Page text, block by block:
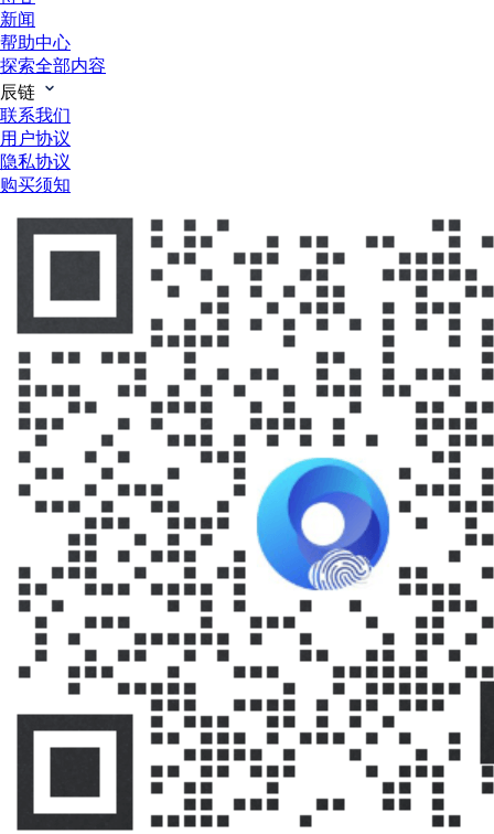
新闻
帮助中心
探索全部内容
辰链
联系我们
用户协议
隐私协议
购买须知